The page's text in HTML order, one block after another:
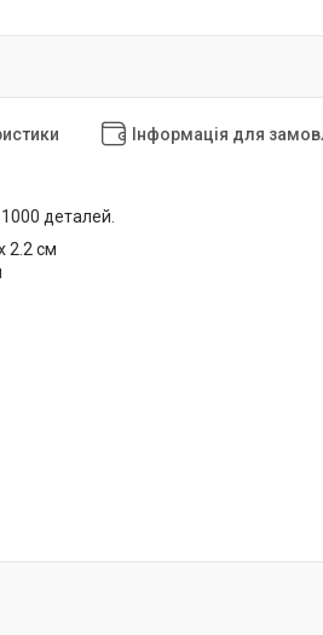
Інформація для
деталей.
2.2 см